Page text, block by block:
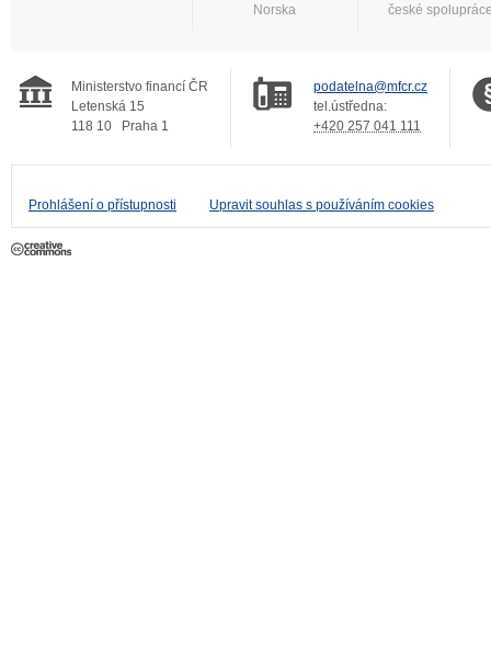
Norska
české
Ministerstvo financí ČR
Letenská 15
118 10
Praha 1
podatelna@mfcr.cz
tel.ústředna:
+420 257 041 111
Prohlášení o přístupnosti Upravit souhlas s používáním cookies